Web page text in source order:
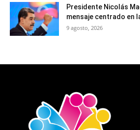
Presidente Nicolás
mensaje centrado en
9 agosto, 2026